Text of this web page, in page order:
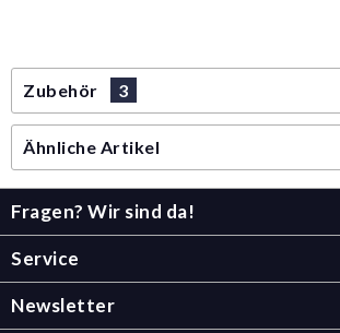
Zubehör 3
Ähnliche Artikel
Fragen? Wir sind da!
Service
Newsletter